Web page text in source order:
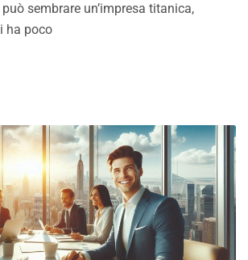
sembrare un’impresa titanica,
ha poco